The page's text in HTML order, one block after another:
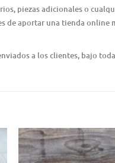
piezas adicionales o
aportar una tienda online
a los clientes, bajo